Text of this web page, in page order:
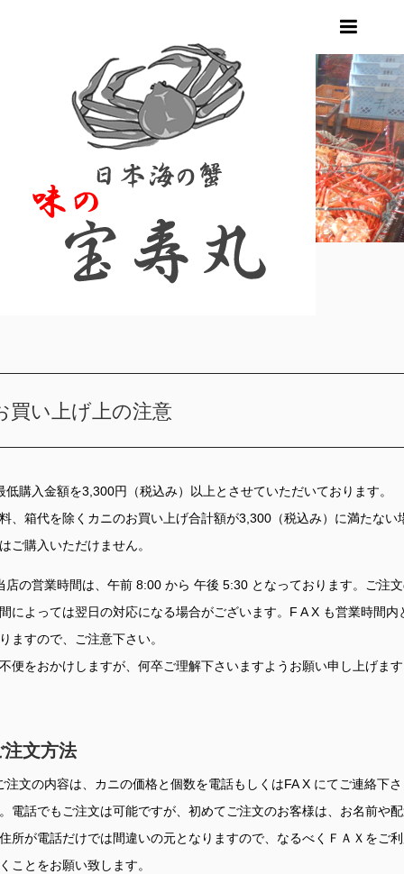
お買い上げ方法
買い上げ上の注意
低購入金額を3,300円（税込み）以上とさせていただいております。
、箱代を除くカニのお買い上げ合計額が3,300（税込み）に満たない
ご購入いただけません。
店の営業時間は、午前 8:00 から 午後 5:30 となっております。ご注
によっては翌日の対応になる場合がございます。F A X も営業時間内
ますので、ご注意下さい。
便をおかけしますが、何卒ご理解下さいますようお願い申し上げま
注文方法
注文の内容は、カニの価格と個数を電話もしくはFA X にてご連絡下さ
電話でもご注文は可能ですが、初めてご注文のお客様は、お名前や
所が電話だけでは間違いの元となりますので、なるべくＦＡＸをご
ことをお願い致します。